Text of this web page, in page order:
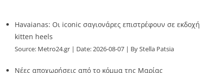
Havaianas: Οι iconic σαγιονάρες επιστρέφουν σε εκδοχή
kitten heels
Source: Metro24.gr Date: 2026-08-07 By Stella Patsia
Νέες αποχωρήσεις από το κόμμα της Μαρίας